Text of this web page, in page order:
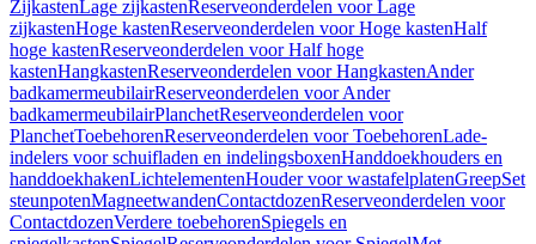
ZijkastenLage zijkastenReserveonderdelen voor Lage
zijkastenHoge kastenReserveonderdelen voor Hoge kastenHalf
hoge kastenReserveonderdelen voor Half hoge
kastenHangkastenReserveonderdelen voor HangkastenAnder
badkamermeubilairReserveonderdelen voor Ander
badkamermeubilairPlanchetReserveonderdelen voor
PlanchetToebehorenReserveonderdelen voor ToebehorenLade-
indelers voor schuifladen en indelingsboxenHanddoekhouders en
handdoekhakenLichtelementenHouder voor wastafelplatenGreepSet
steunpotenMagneetwandenContactdozenReserveonderdelen voor
ContactdozenVerdere toebehorenSpiegels en